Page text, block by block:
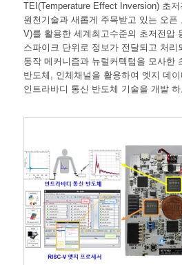
TEI(Temperature Effect Inversion) 초
원천기술과 새롭게 주목받고 있는 오픈
V)를 활용한 세계최고수준의 초저전압
스파이크 단위로 정보가 전달되고 처리
동작 메커니즘과 뉴럴커텍텀을 모사한
반도체, 인체채널을 활용하여 엣지 데
인트라바디 통신 반도체 기술을 개발